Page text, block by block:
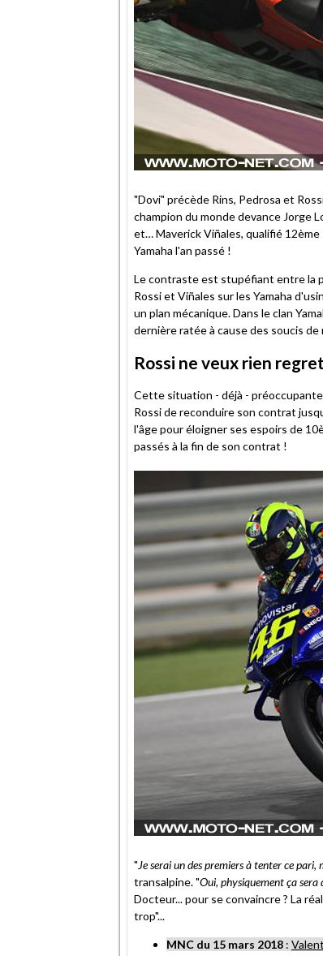
"Dovi" précède Rins, Pedrosa et
champion du monde devance Jorge
et… Maverick Viñales, qualifié
Yamaha l'an passé !
Le contraste est stupéfiant entre la
Rossi et Viñales sur les Yamaha
un plan mécanique. Dans le clan
dernière ratée à cause des soucis de
Rossi ne veux rien
Cette situation - déjà -
Rossi de reconduire son contrat
l'âge pour éloigner ses espoirs de
passés à la fin de son contrat !
"Je serai un des premiers à tenter ce pari,
transalpine. "Oui, physiquement ça sera
Docteur... pour se convaincre ? La
trop"...
MNC du 15 mars 2018 :